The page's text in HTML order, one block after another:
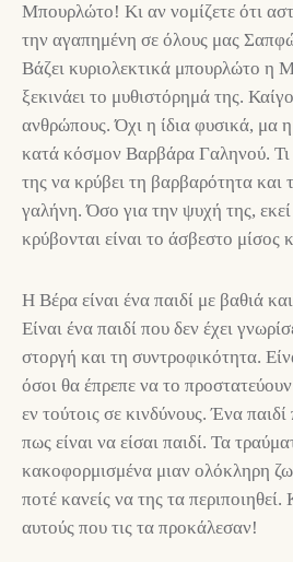
Μπουρλώτο! Κι αν νομίζετε ότι
την αγαπημένη σε όλους μας
Βάζει κυριολεκτικά μπουρλώτο η
ξεκινάει το μυθιστόρημά της.
ανθρώπους. Όχι η ίδια φυσικά, μα
κατά κόσμον Βαρβάρα Γαληνού. Τι
της να κρύβει τη βαρβαρότητα και
γαλήνη. Όσο για την ψυχή της,
κρύβονται είναι το άσβεστο μίσος
Η Βέρα είναι ένα παιδί με βαθιά
Είναι ένα παιδί που δεν έχει
στοργή και τη συντροφικότητα.
όσοι θα έπρεπε να το
εν τούτοις σε κινδύνους. Ένα
πως είναι να είσαι παιδί. Τα
κακοφορμισμένα μιαν ολόκληρη
ποτέ κανείς να της τα περιποιηθεί.
αυτούς που τις τα προκάλεσαν!